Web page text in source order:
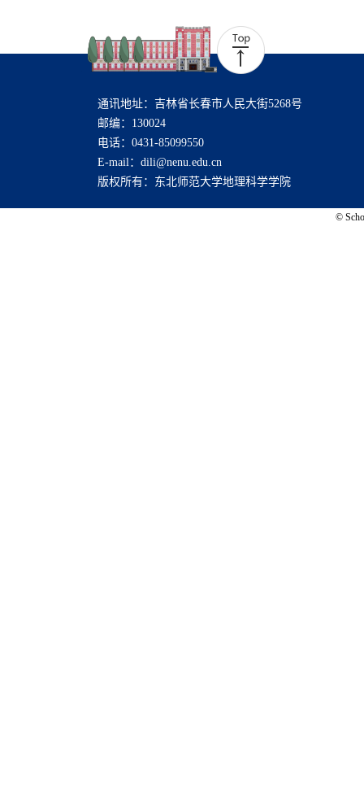
通讯地址：吉林省长春市人民大街5268号
邮编：130024
电话：0431-85099550
E-mail：dili@nenu.edu.cn
版权所有：东北师范大学地理科学学院
©